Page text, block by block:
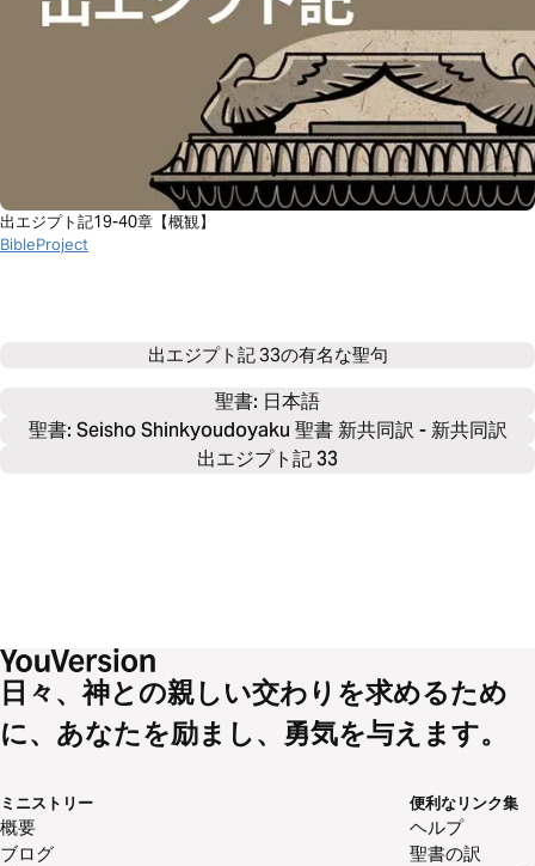
出エジプト記19-40章【概観】
BibleProject
出エジプト記 33の有名な聖句
聖書: 日本語
聖書: Seisho Shinkyoudoyaku 聖書 新共同訳 - 新共同訳
出エジプト記 33
日々、神との親しい交わりを求めるため
に、あなたを励まし、勇気を与えます。
ミニストリー
概要
ブログ
便利なリンク集
ヘルプ
聖書の訳